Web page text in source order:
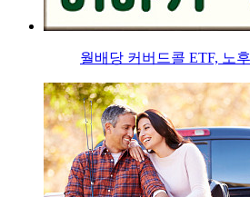
월배당 커버드콜 ETF, 노